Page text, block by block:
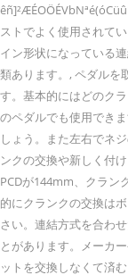
ストでよく使用されて
イン形状になっている
類あります。, ペダルを
す。基本的にはどのク
のペダルでも使用でき
しょう。また左右でネ
ンクの交換や新しく付
PCDが144mm、クラン
的にクランクの交換は
さい。連結方式を合わ
とがあります。メーカ
ットを交換しなくて済